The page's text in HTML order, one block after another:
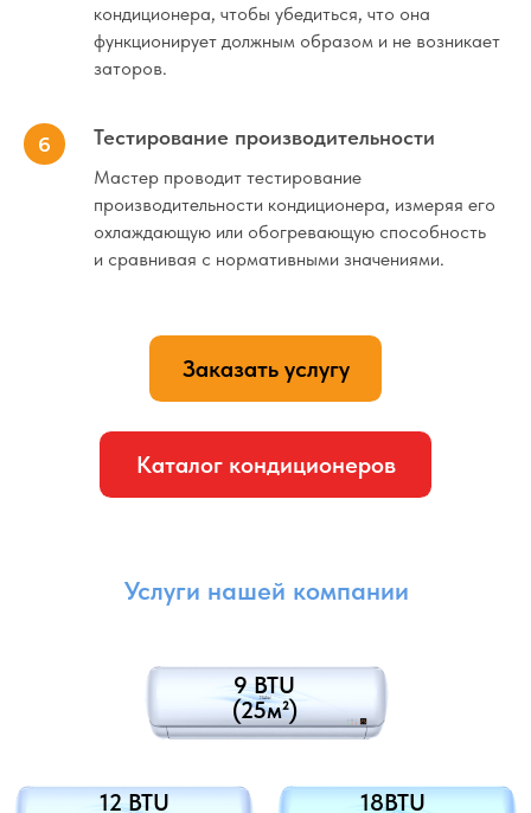
кондиционера, чтобы убедиться, что она
функционирует должным образом и не возникает
заторов.
Тестирование производительности
Мастер проводит тестирование
производительности кондиционера, измеряя его
охлаждающую или обогревающую способность
и сравнивая с нормативными значениями.